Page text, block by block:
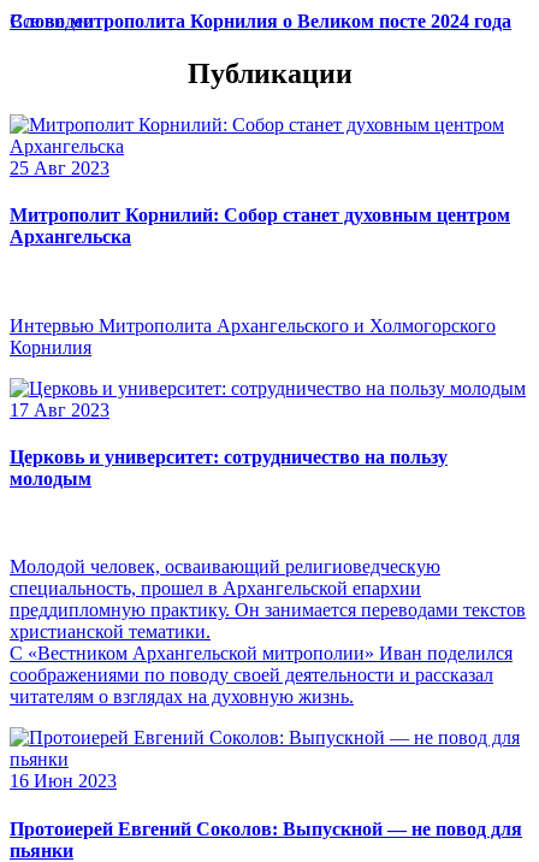
Слово митрополита Корнилия о Великом посте 2024 года
Все видео
Публикации
25 Авг 2023
Митрополит Корнилий: Собор станет духовным центром
Архангельска
Интервью Митрополита Архангельского и Холмогорского
Корнилия
17 Авг 2023
Церковь и университет: сотрудничество на пользу
молодым
Молодой человек, осваивающий религиоведческую
специальность, прошел в Архангельской епархии
преддипломную практику. Он занимается переводами текстов
христианской тематики.
С «Вестником Архангельской митрополии» Иван поделился
соображениями по поводу своей деятельности и рассказал
читателям о взглядах на духовную жизнь.
16 Июн 2023
Протоиерей Евгений Соколов: Выпускной — не повод для
пьянки